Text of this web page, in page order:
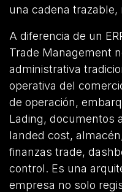
una cadena
A diferencia de un
Trade Management
administrativa
operativa del
de operación,
Lading, documentos
landed cost,
finanzas trade,
control. Es una
empresa no solo